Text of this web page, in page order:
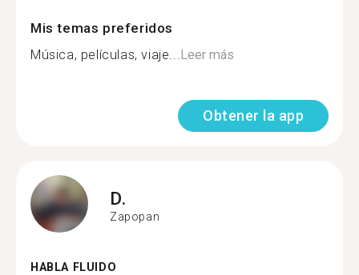
Mis temas preferidos
Música, películas, viaje...Leer más
Obtener la app
D.
Zapopan
HABLA FLUIDO